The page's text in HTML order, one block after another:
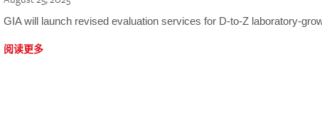
GIA will launch revised evaluation services for D-to-Z laboratory-
阅读更多